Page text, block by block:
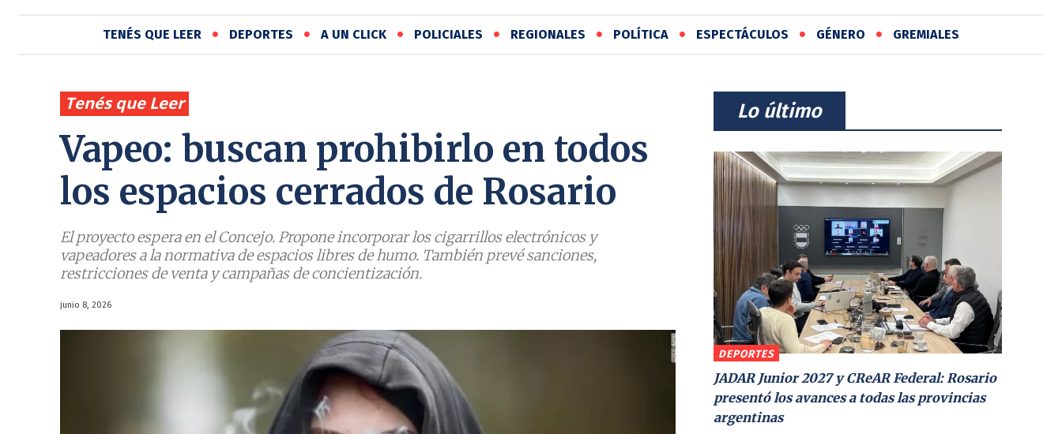
TENÉS QUE LEER DEPORTES A UN CLICK POLICIALES REGIONALES POLÍTICA ESPECTÁCULOS GÉNERO GREMIALES
Tenés que Leer
Vapeo: buscan prohibirlo en todos
los espacios cerrados de Rosario
El proyecto espera en el Concejo. Propone incorporar los cigarrillos electrónicos y
vapeadores a la normativa de espacios libres de humo. También prevé sanciones,
restricciones de venta y campañas de concientización.
junio 8, 2026
⠀Lo último⠀
DEPORTES
JADAR Junior 2027 y CReAR Federal: Rosario
presentó los avances a todas las provincias
argentinas